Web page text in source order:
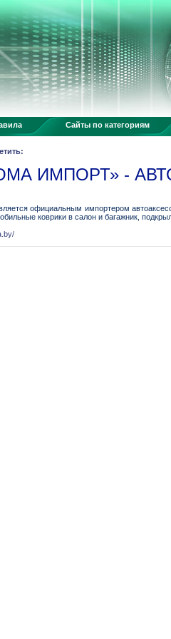
Сайты по категориям
ИМПОРТ» -
официальным импортером
коврики в салон и багажник,